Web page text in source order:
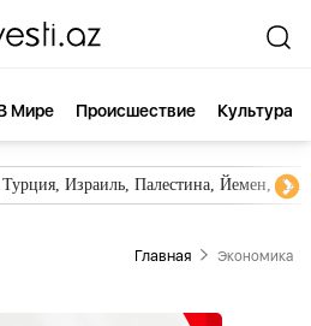
Мире Происшествие Культура
Израиль, Палестина, Йемен,
Главная Экономика